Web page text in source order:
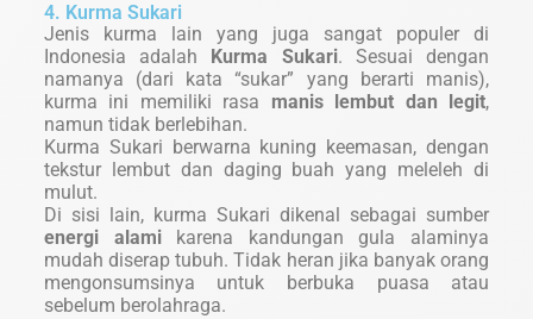
4. Kurma Sukari
Jenis kurma lain yang juga sangat populer di
Indonesia adalah
Kurma Sukari. Sesuai dengan
namanya (dari kata “sukar” yang berarti manis),
kurma ini memiliki rasa manis lembut dan legit,
namun tidak berlebihan.
Kurma Sukari berwarna kuning keemasan, dengan
tekstur lembut dan daging buah yang meleleh di
mulut.
Di sisi lain, kurma Sukari dikenal sebagai sumber
energi alamikarena kandungan gula alaminya
mudah diserap tubuh. Tidak heran jika banyak orang
mengonsumsinya untuk berbuka puasa atau
sebelum berolahraga.